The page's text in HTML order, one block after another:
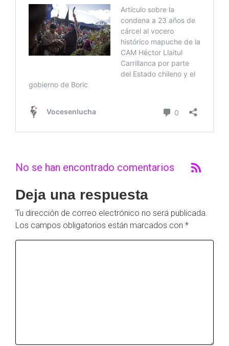
No se han encontrado comentarios
Deja una respuesta
Tu dirección de correo electrónico no será publicada.
Los campos obligatorios están marcados con *